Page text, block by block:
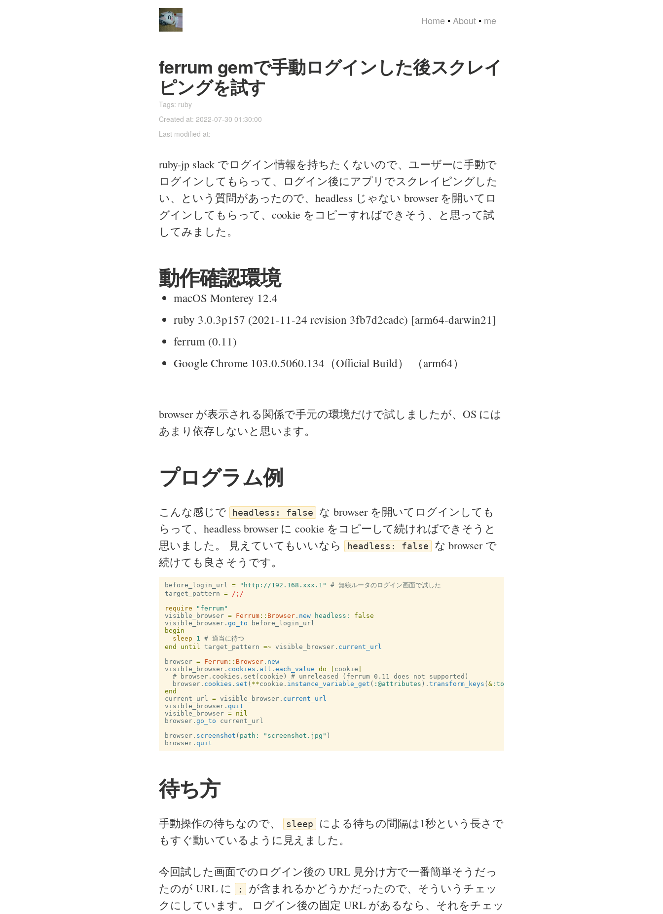
Home • About • me
ferrum gemで手動ログインした後スクレイ
ピングを試す
Tags: ruby
Created at: 2022-07-30 01:30:00
Last modified at:
ruby-jp slack でログイン情報を持ちたくないので、ユーザーに手動で
ログインしてもらって、ログイン後にアプリでスクレイピングした
い、という質問があったので、headless じゃない browser を開いてロ
グインしてもらって、cookie をコピーすればできそう、と思って試
してみました。
動作確認環境
macOS Monterey 12.4
ruby 3.0.3p157 (2021-11-24 revision 3fb7d2cadc) [arm64-darwin21]
ferrum (0.11)
Google Chrome 103.0.5060.134（Official Build） （arm64）
browser が表示される関係で手元の環境だけで試しましたが、OS には
あまり依存しないと思います。
プログラム例
こんな感じで headless: false
な browser を開いてログインしても
らって、headless browser に cookie をコピーして続ければできそうと
思いました。 見えていてもいいなら headless: false な browser で
続けても良さそうです。
before_login_url = "http://192.168.xxx.1"
# 無線ルータのログイン画面で試した
target_pattern = /;/
require
"ferrum"
visible_browser = Ferrum :: Browser . new headless: false
visible_browser . go_to
before_login_url
begin
sleep
1 # 適当に待つ
end
until target_pattern =~ visible_browser . current_url
browser = Ferrum :: Browser . new
visible_browser . cookies . all . each_value do cookie
# browser.cookies.set(cookie) # unreleased (ferrum 0.11 does not supported)
browser . cookies . set ( **cookie . instance_variable_get ( :@attributes ). transform_keys ( & :to_sym
end
current_url = visible_browser . current_url
visible_browser . quit
visible_browser = nil
browser . go_to
current_url
browser . screenshot ( path: "screenshot.jpg" )
browser . quit
待ち方
手動操作の待ちなので、 sleep
による待ちの間隔は1秒という長さで
もすぐ動いているように見えました。
今回試した画面でのログイン後の URL 見分け方で一番簡単そうだっ
たのが URL に
; が含まれるかどうかだったので、そういうチェッ
クにしています。 ログイン後の固定 URL があるなら、それをチェッ